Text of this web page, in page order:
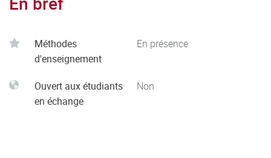
Méthodes
d'enseignement
En présence
Ouvert aux étudiants
en échange
Non